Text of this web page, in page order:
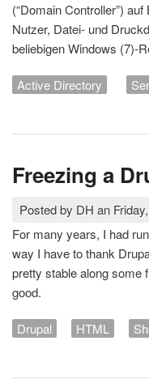
(“Domain Controller”)
Nutzer, Datei- und
beliebigen Windows (7)-
Active Directory
Freezing a
Posted by DH an
For many years, I had
way I have to thank
pretty stable along some
good.
Drupal HTML